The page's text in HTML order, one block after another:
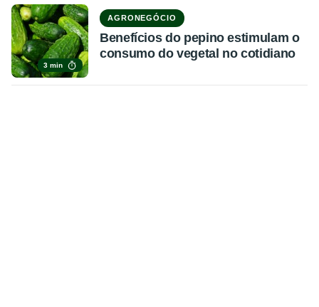
3 min
AGRONEGÓCIO
Benefícios do pepino estimulam o
consumo do vegetal no cotidiano